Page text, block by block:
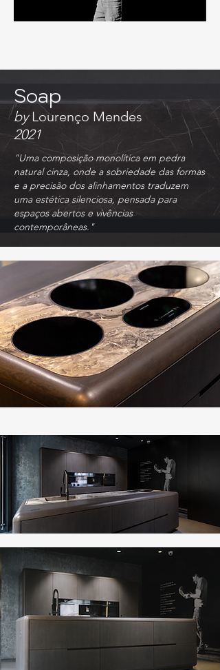
Soap
byLourenço Mendes
2021
"Uma composição monolítica em pedra
natural cinza, onde a sobriedade das formas
e a precisão dos alinhamentos traduzem
uma estética silenciosa, pensada para
espaços abertos e vivências
contemporâneas."